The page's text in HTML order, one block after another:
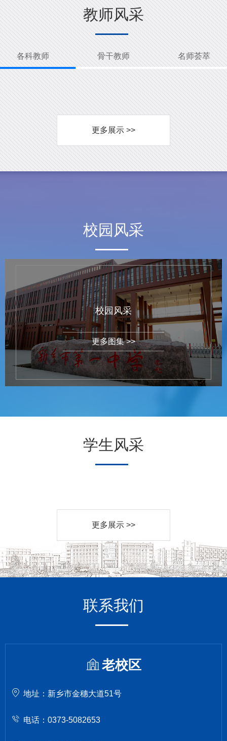
教师风采
各科教师 骨干教师 名师荟萃
更多展示 >>
校园风采
校园风采
更多图集 >>
学生风采
更多展示 >>
联系我们
老校区
地址：新乡市金穗大道51号
电话：0373-5082653